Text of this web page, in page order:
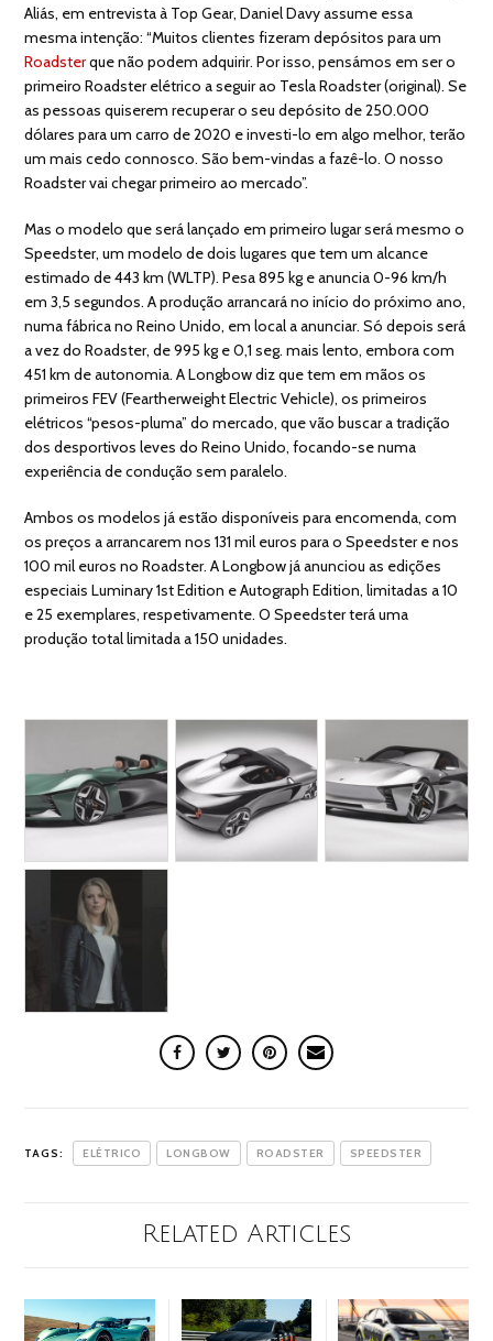
Aliás, em entrevista à Top Gear, Daniel Davy assume essa
mesma intenção: “Muitos clientes fizeram depósitos para um
Roadsterque não podem adquirir. Por isso, pensámos em ser o
primeiro Roadster elétrico a seguir ao Tesla Roadster (original). Se
as pessoas quiserem recuperar o seu depósito de 250.000
dólares para um carro de 2020 e investi-lo em algo melhor, terão
um mais cedo connosco. São bem-vindas a fazê-lo. O nosso
Roadster vai chegar primeiro ao mercado”.
Mas o modelo que será lançado em primeiro lugar será mesmo o
Speedster, um modelo de dois lugares que tem um alcance
estimado de 443 km (WLTP). Pesa 895 kg e anuncia 0-96 km/h
em 3,5 segundos. A produção arrancará no início do próximo ano,
numa fábrica no Reino Unido, em local a anunciar. Só depois será
a vez do Roadster, de 995 kg e 0,1 seg. mais lento, embora com
451 km de autonomia. A Longbow diz que tem em mãos os
primeiros FEV (Feartherweight Electric Vehicle), os primeiros
elétricos “pesos-pluma” do mercado, que vão buscar a tradição
dos desportivos leves do Reino Unido, focando-se numa
experiência de condução sem paralelo.
Ambos os modelos já estão disponíveis para encomenda, com
os preços a arrancarem nos 131 mil euros para o Speedster e nos
100 mil euros no Roadster. A Longbow já anunciou as edições
especiais Luminary 1st Edition e Autograph Edition, limitadas a 10
e 25 exemplares, respetivamente. O Speedster terá uma
produção total limitada a 150 unidades.
TAGS: ELÉTRICO LONGBOW ROADSTER SPEEDSTER
Related Articles